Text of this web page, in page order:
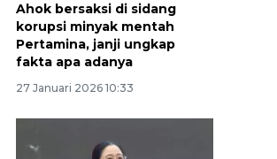
Ahok bersaksi di sidang
korupsi minyak mentah
Pertamina, janji ungkap
fakta apa adanya
27 Januari 2026 10:33